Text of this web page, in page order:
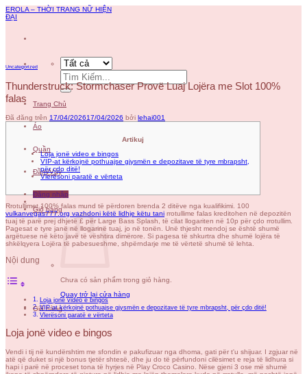
Chuyển
đến
EROLA – THỜI TRANG NỮ HIỆN
ĐẠI
Tìm
kiếm:
Trang Chủ
Áo
Quần
Đầm/Váy
Đăng nhập
Giỏ hàng
Chưa có sản phẩm trong giỏ hàng.
Quay trở lại cửa hàng
Giỏ hàng
Uncategorized
Thunderstruck: Stormchaser Provë Luaj Lojëra me Slot 100%
falas
Đã đăng trên 17/04/202617/04/2026 bởi lehai001
Artikuj
Loja jonë video e bingos
VIP-at kërkojnë pothuajse gjysmën e depozitave të tyre mbrapsht,
për çdo ditë!
Vlerësoni paratë e vërteta
Rrotullimet 100% falas mund të përdoren brenda 2 ditëve nga kualifikimi. 100
vulkanvegas777.org vazhdoni këtë lidhje këtu tani rrotullime falas kreditohen në depozitën
tuaj të parë prej dhjetë £ për Large Bass Splash, të cilat llogariten në 10p për çdo rrotullim.
Pagesat e tyre janë në llogarinë tuaj, jo në tonën. Unë thjesht mendoj se është shumë
argëtuese në këto javë të vështira dimërore. Si pagesa të shkurtra dhe shumë lojëra të
shkëlqyera Lojëra të pabesueshme, shpërndarje me të vërtetë shumë të lehta.
Nội dung
Loja jonë video e bingos
VIP-at kërkojnë pothuajse gjysmën e depozitave të tyre mbrapsht, për çdo ditë!
Vlerësoni paratë e vërteta
Loja jonë video e bingos
Vendi i tij në kundërshtim me sfondin e pakufizuar nga dhoma, gati për t'u shijuar. I zgjuar në
atë që duket si një bonus tjetër shtesë, dhe ju do të përfundoni cilësimet e reja të lidhura si
hapi i parë në proceset tona të hyrjes në Play Croco Casino. Nëse gjeni 3 ose më shumë